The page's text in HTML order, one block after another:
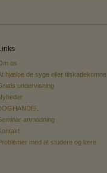
os
hjælpe de syge eller tilskadekomne
undervisning
anmodning
med at studere og lære